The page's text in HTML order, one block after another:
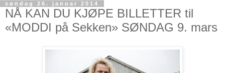
søndag 26. januar 2014
NÅ KAN DU KJØPE BILLETTER til
«MODDI på Sekken» SØNDAG 9. mars